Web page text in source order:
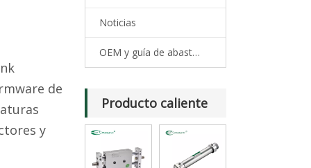
de
y
Noticias
OEM y guía de abastecimiento
Producto caliente